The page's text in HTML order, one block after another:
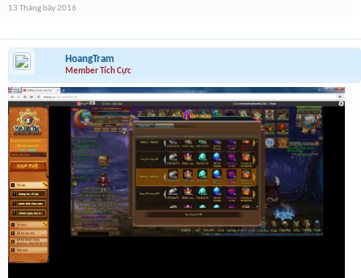
13 Tháng bảy 2016
HoangTram
Member Tích Cực